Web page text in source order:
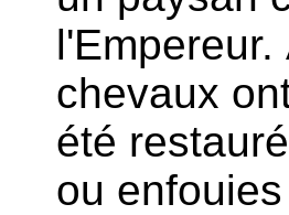
chevaux
été
ou